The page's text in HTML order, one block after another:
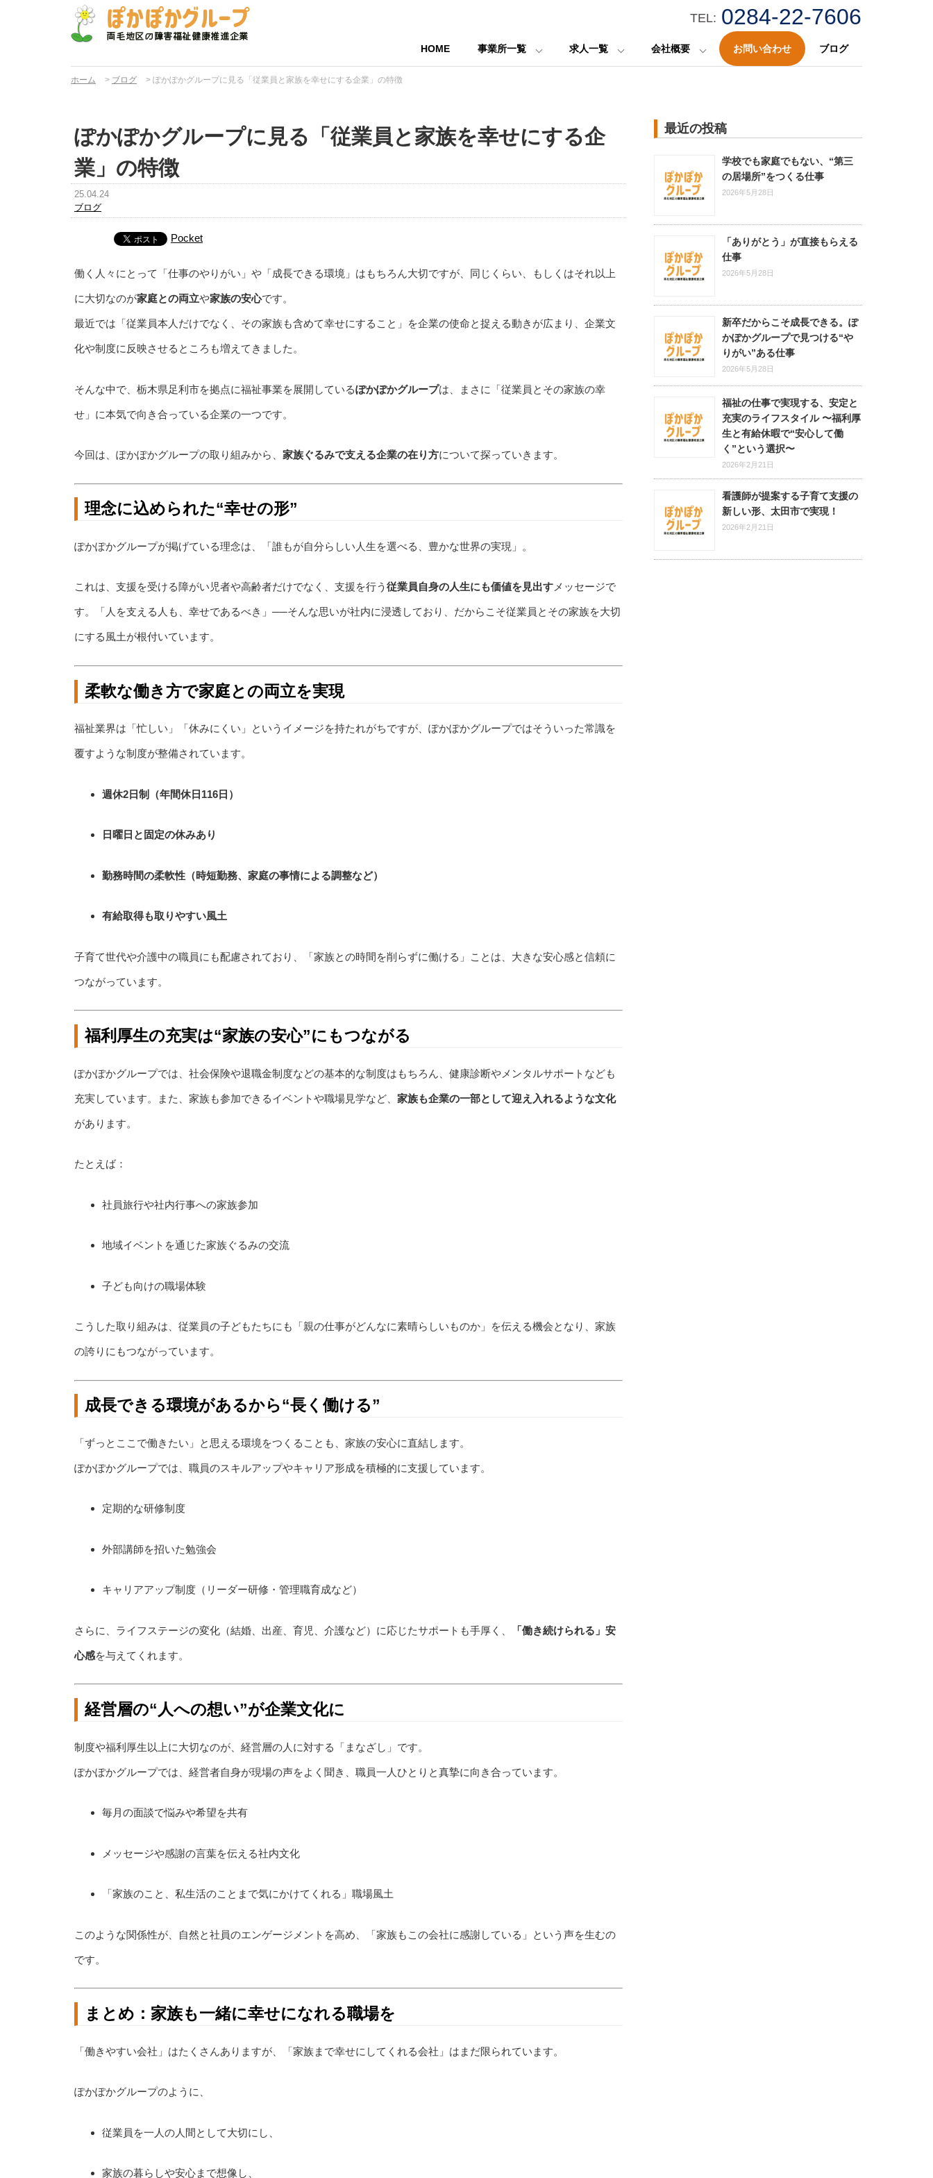
TEL: 0284-22-7606
HOME 事業所一覧 求人一覧 会社概要 お問い合わせ ブログ
ホーム > ブログ > ぽかぽかグループに見る「従業員と家族を幸せにする企業」の特徴
ぽかぽかグループに見る「従業員と家族を幸せにする企
業」の特徴
25.04.24
ブログ
Pocket
働く人々にとって「仕事のやりがい」や「成長できる環境」はもちろん大切ですが、同じくらい、もしくはそれ以上
に大切なのが家庭との両立や家族の安心です。
最近では「従業員本人だけでなく、その家族も含めて幸せにすること」を企業の使命と捉える動きが広まり、企業文
化や制度に反映させるところも増えてきました。
そんな中で、栃木県足利市を拠点に福祉事業を展開しているぽかぽかグループは、まさに「従業員とその家族の幸
せ」に本気で向き合っている企業の一つです。
今回は、ぽかぽかグループの取り組みから、 家族ぐるみで支える企業の在り方について探っていきます。
理念に込められた“幸せの形”
ぽかぽかグループが掲げている理念は、「誰もが自分らしい人生を選べる、豊かな世界の実現」。
これは、支援を受ける障がい児者や高齢者だけでなく、支援を行う 従業員自身の人生にも価値を見出すメッセージで
す。「人を支える人も、幸せであるべき」──そんな思いが社内に浸透しており、だからこそ従業員とその家族を大切
にする風土が根付いています。
柔軟な働き方で家庭との両立を実現
福祉業界は「忙しい」「休みにくい」というイメージを持たれがちですが、ぽかぽかグループではそういった常識を
覆すような制度が整備されています。
週休2日制（年間休日116日）
日曜日と固定の休みあり
勤務時間の柔軟性（時短勤務、家庭の事情による調整など）
有給取得も取りやすい風土
子育て世代や介護中の職員にも配慮されており、「家族との時間を削らずに働ける」ことは、大きな安心感と信頼に
つながっています。
福利厚生の充実は“家族の安心”にもつながる
ぽかぽかグループでは、社会保険や退職金制度などの基本的な制度はもちろん、健康診断やメンタルサポートなども
充実しています。また、家族も参加できるイベントや職場見学など、 家族も企業の一部として迎え入れるような文化
があります。
たとえば：
社員旅行や社内行事への家族参加
地域イベントを通じた家族ぐるみの交流
子ども向けの職場体験
こうした取り組みは、従業員の子どもたちにも「親の仕事がどんなに素晴らしいものか」を伝える機会となり、家族
の誇りにもつながっています。
成長できる環境があるから“長く働ける”
「ずっとここで働きたい」と思える環境をつくることも、家族の安心に直結します。
ぽかぽかグループでは、職員のスキルアップやキャリア形成を積極的に支援しています。
定期的な研修制度
外部講師を招いた勉強会
キャリアアップ制度（リーダー研修・管理職育成など）
さらに、ライフステージの変化（結婚、出産、育児、介護など）に応じたサポートも手厚く、 「働き続けられる」安
心感を与えてくれます。
経営層の“人への想い”が企業文化に
制度や福利厚生以上に大切なのが、経営層の人に対する「まなざし」です。
ぽかぽかグループでは、経営者自身が現場の声をよく聞き、職員一人ひとりと真摯に向き合っています。
毎月の面談で悩みや希望を共有
メッセージや感謝の言葉を伝える社内文化
「家族のこと、私生活のことまで気にかけてくれる」職場風土
このような関係性が、自然と社員のエンゲージメントを高め、「家族もこの会社に感謝している」という声を生むの
です。
まとめ：家族も一緒に幸せになれる職場を
「働きやすい会社」はたくさんありますが、「家族まで幸せにしてくれる会社」はまだ限られています。
ぽかぽかグループのように、
従業員を一人の人間として大切にし、
家族の暮らしや安心まで想像し、
最近の投稿
学校でも家庭でもない、“第三
の居場所”をつくる仕事
2026年5月28日
「ありがとう」が直接もらえる
仕事
2026年5月28日
新卒だからこそ成長できる。ぽ
かぽかグループで見つける“や
りがい”ある仕事
2026年5月28日
福祉の仕事で実現する、安定と
充実のライフスタイル 〜福利厚
生と有給休暇で“安心して働
く”という選択〜
2026年2月21日
看護師が提案する子育て支援の
新しい形、太田市で実現！
2026年2月21日